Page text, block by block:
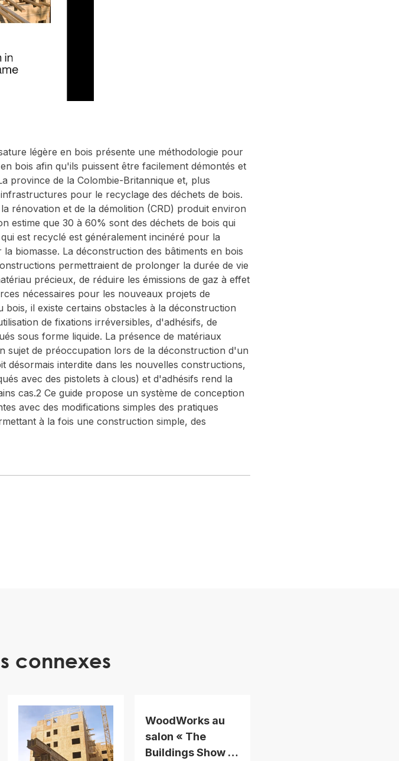
légère en bois présente une méthodologie pour
bois afin qu'ils puissent être facilement démontés et
province de la Colombie-Britannique et, plus
pour le recyclage des déchets de bois.
rénovation et de la démolition (CRD) produit environ
estime que 30 à 60% sont des déchets de bois qui
est recyclé est généralement incinéré pour la
biomasse. La déconstruction des bâtiments en bois
permettraient de prolonger la durée de vie
précieux, de réduire les émissions de gaz à effet
nécessaires pour les nouveaux projets de
il existe certains obstacles à la déconstruction
de fixations irréversibles, d'adhésifs, de
sous forme liquide. La présence de matériaux
sujet de préoccupation lors de la déconstruction d'un
désormais interdite dans les nouvelles constructions,
avec des pistolets à clous) et d'adhésifs rend la
cas.2 Ce guide propose un système de conception
avec des modifications simples des pratiques
à la fois une construction simple, des
connexes
WoodWorks au
salon « The
Buildings Show »